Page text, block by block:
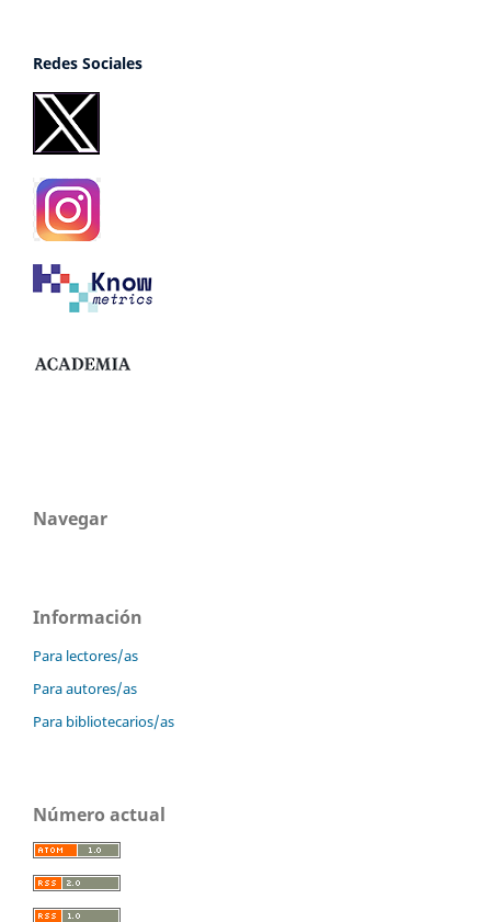
Redes Sociales
Navegar
Información
Para lectores/as
Para autores/as
Para bibliotecarios/as
Número actual